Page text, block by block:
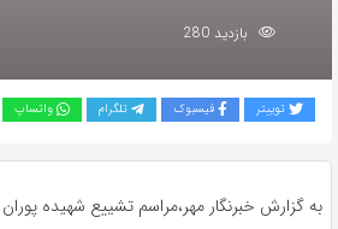
بازدید 280
توییتر فیسبوک تلگرام واتساپ
به گزارش خبرنگار مهر،مراسم تشییع شهیده